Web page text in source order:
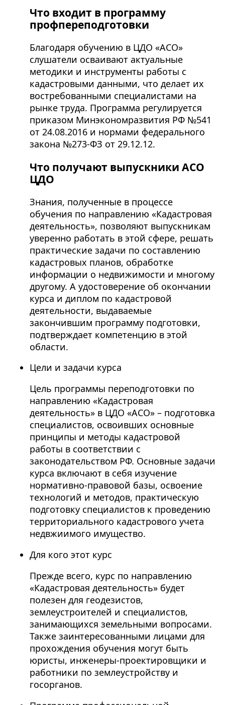
Что входит в программу
профпереподготовки
Благодаря обучению в ЦДО «АСО»
слушатели осваивают актуальные
методики и инструменты работы с
кадастровыми данными, что делает их
востребованными специалистами на
рынке труда. Программа регулируется
приказом Минэкономразвития РФ №541
от 24.08.2016 и нормами федерального
закона №273-ФЗ от 29.12.12.
Что получают выпускники АСО
ЦДО
Знания, полученные в процессе
обучения по направлению «Кадастровая
деятельность», позволяют выпускникам
уверенно работать в этой сфере, решать
практические задачи по составлению
кадастровых планов, обработке
информации о недвижимости и многому
другому. А удостоверение об окончании
курса и диплом по кадастровой
деятельности, выдаваемые
закончившим программу подготовки,
подтверждает компетенцию в этой
области.
Цели и задачи курса
Цель программы переподготовки по
направлению «Кадастровая
деятельность» в ЦДО «АСО» – подготовка
специалистов, освоивших основные
принципы и методы кадастровой
работы в соответствии с
законодательством РФ. Основные задачи
курса включают в себя изучение
нормативно-правовой базы, освоение
технологий и методов, практическую
подготовку специалистов к проведению
территориального кадастрового учета
недвжиимого имущество.
Для кого этот курс
Прежде всего, курс по направлению
«Кадастровая деятельность» будет
полезен для геодезистов,
землеустроителей и специалистов,
занимающихся земельными вопросами.
Также заинтересованными лицами для
прохождения обучения могут быть
юристы, инженеры-проектировщики и
работники по землеустройству и
госорганов.